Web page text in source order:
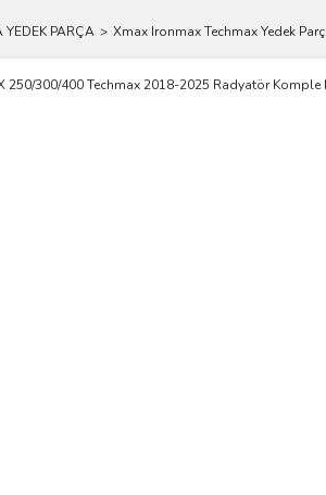
YEDEK PARÇA Xmax Ironmax Techmax Yedek